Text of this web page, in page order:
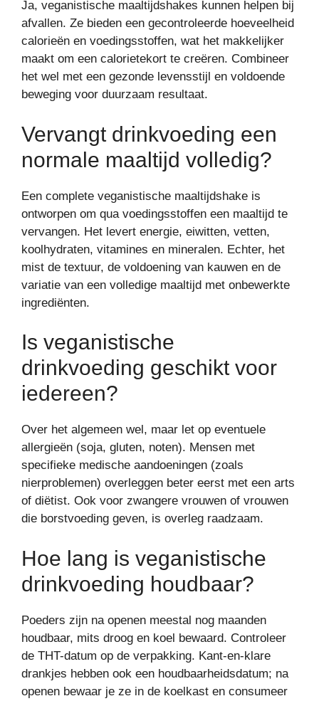
Ja, veganistische maaltijdshakes kunnen helpen bij
afvallen. Ze bieden een gecontroleerde hoeveelheid
calorieën en voedingsstoffen, wat het makkelijker
maakt om een calorietekort te creëren. Combineer
het wel met een gezonde levensstijl en voldoende
beweging voor duurzaam resultaat.
Vervangt drinkvoeding een
normale maaltijd volledig?
Een complete veganistische maaltijdshake is
ontworpen om qua voedingsstoffen een maaltijd te
vervangen. Het levert energie, eiwitten, vetten,
koolhydraten, vitamines en mineralen. Echter, het
mist de textuur, de voldoening van kauwen en de
variatie van een volledige maaltijd met onbewerkte
ingrediënten.
Is veganistische
drinkvoeding geschikt voor
iedereen?
Over het algemeen wel, maar let op eventuele
allergieën (soja, gluten, noten). Mensen met
specifieke medische aandoeningen (zoals
nierproblemen) overleggen beter eerst met een arts
of diëtist. Ook voor zwangere vrouwen of vrouwen
die borstvoeding geven, is overleg raadzaam.
Hoe lang is veganistische
drinkvoeding houdbaar?
Poeders zijn na openen meestal nog maanden
houdbaar, mits droog en koel bewaard. Controleer
de THT-datum op de verpakking. Kant-en-klare
drankjes hebben ook een houdbaarheidsdatum; na
openen bewaar je ze in de koelkast en consumeer